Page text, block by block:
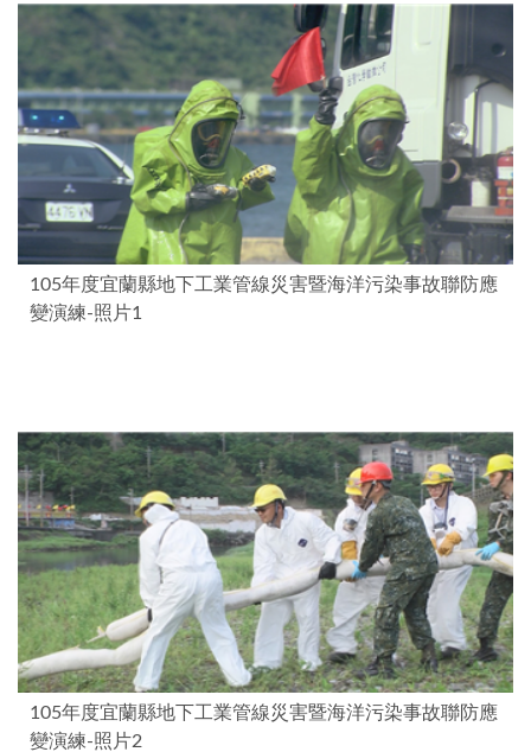
105年度宜蘭縣地下工業管線災害暨海洋污染事故聯防應
變演練-照片1
105年度宜蘭縣地下工業管線災害暨海洋污染事故聯防應
變演練-照片2